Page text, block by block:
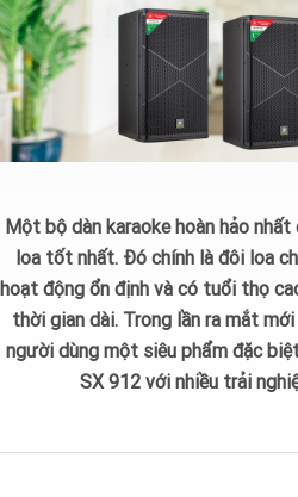
Một bộ dàn karaoke hoàn hảo
loa tốt nhất. Đó chính là đôi loa
hoạt động ổn định và có tuổi thọ
thời gian dài. Trong lần ra mắt
người dùng một siêu phẩm đặc
SX 912 với nhiều trải